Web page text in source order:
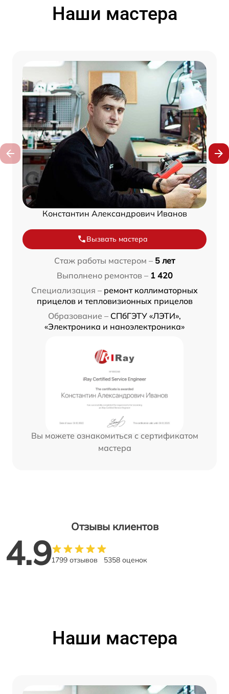
Наши мастера
Константин Александрович Иванов
Вызвать мастера
Стаж работы мастером – 5 лет
Выполнено ремонтов – 1 420
Специализация – ремонт коллиматорных
прицелов и тепловизионных прицелов
Образование – СПбГЭТУ «ЛЭТИ»,
«Электроника и наноэлектроника»
Вы можете ознакомиться с сертификатом
мастера
Отзывы клиентов
4.91799 отзывов 5358 оценок
Наши мастера